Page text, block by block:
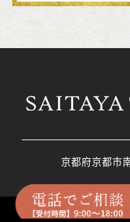
京都府京都市